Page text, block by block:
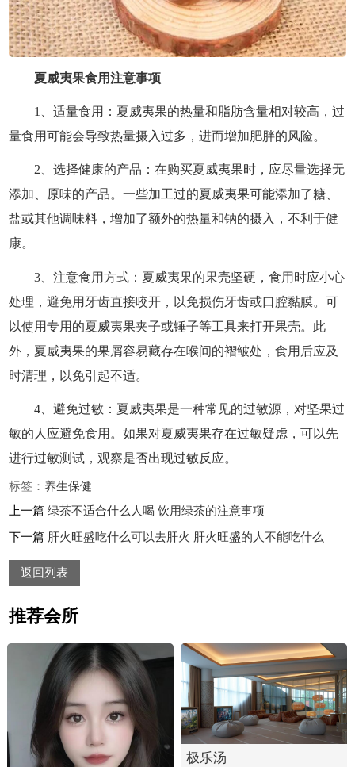
夏威夷果食用注意事项
1、适量食用：夏威夷果的热量和脂肪含量相对较高，过
量食用可能会导致热量摄入过多，进而增加肥胖的风险。
2、选择健康的产品：在购买夏威夷果时，应尽量选择无
添加、原味的产品。一些加工过的夏威夷果可能添加了糖、
盐或其他调味料，增加了额外的热量和钠的摄入，不利于健
康。
3、注意食用方式：夏威夷果的果壳坚硬，食用时应小心
处理，避免用牙齿直接咬开，以免损伤牙齿或口腔黏膜。可
以使用专用的夏威夷果夹子或锤子等工具来打开果壳。此
外，夏威夷果的果屑容易藏存在喉间的褶皱处，食用后应及
时清理，以免引起不适。
4、避免过敏：夏威夷果是一种常见的过敏源，对坚果过
敏的人应避免食用。如果对夏威夷果存在过敏疑虑，可以先
进行过敏测试，观察是否出现过敏反应。
标签： 养生保健
上一篇绿茶不适合什么人喝 饮用绿茶的注意事项
下一篇 肝火旺盛吃什么可以去肝火 肝火旺盛的人不能吃什么
返回列表
推荐会所
极乐汤